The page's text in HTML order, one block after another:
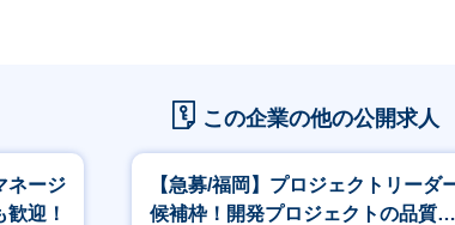
この企業の他の公開求人
ネージ
迎！
【急募/福岡】プロジェクトリーダ
候補枠！開発プロジェクトの品質・